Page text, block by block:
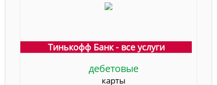
Тинькофф Банк - все услуги
дебетовые
карты